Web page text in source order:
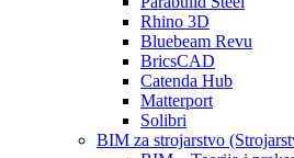
Rhino 3D
Bluebeam Revu
BricsCAD
Catenda Hub
Matterport
Solibri
BIM za strojarstvo